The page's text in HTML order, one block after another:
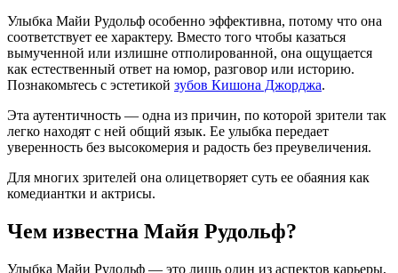
Улыбка Майи Рудольф особенно эффективна, потому что она
соответствует ее характеру. Вместо того чтобы казаться
вымученной или излишне отполированной, она ощущается
как естественный ответ на юмор, разговор или историю.
Познакомьтесь с эстетикой зубов Кишона Джорджа.
Эта аутентичность — одна из причин, по которой зрители так
легко находят с ней общий язык. Ее улыбка передает
уверенность без высокомерия и радость без преувеличения.
Для многих зрителей она олицетворяет суть ее обаяния как
комедиантки и актрисы.
Чем известна Майя Рудольф?
Улыбка Майи Рудольф — это лишь один из аспектов карьеры,